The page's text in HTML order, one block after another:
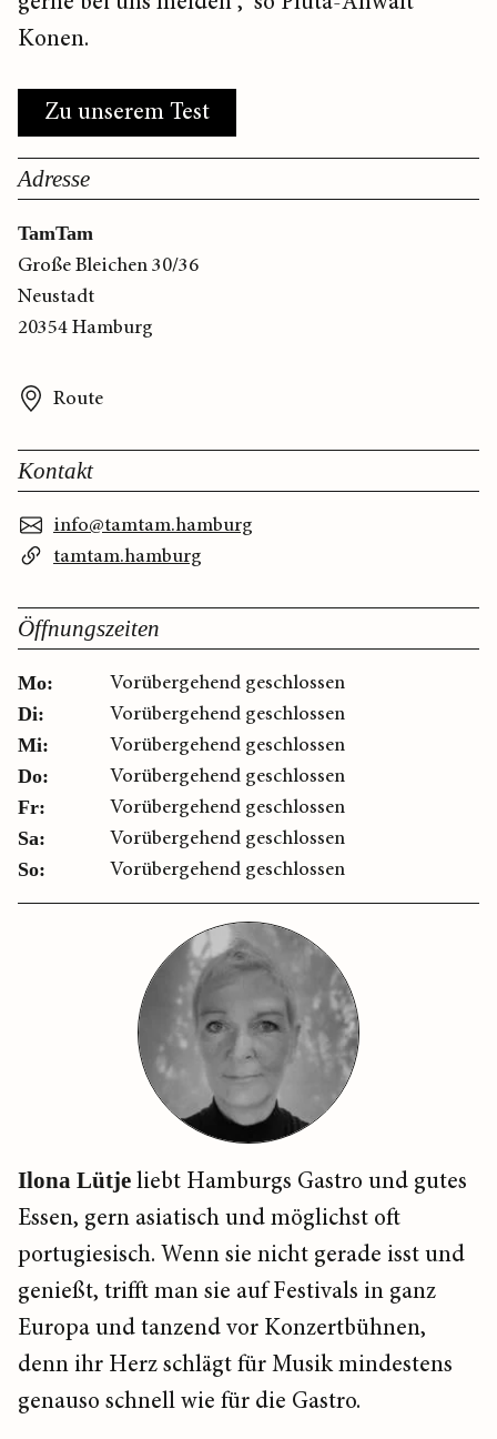
Konen.
Zu unserem Test
Adresse
TamTam
Große Bleichen 30/36
Neustadt
20354 Hamburg
Route
Kontakt
info@tamtam.hamburg
tamtam.hamburg
Öffnungszeiten
Mo: Vorübergehend geschlossen
Di: Vorübergehend geschlossen
Mi: Vorübergehend geschlossen
Do: Vorübergehend geschlossen
Fr: Vorübergehend geschlossen
Sa: Vorübergehend geschlossen
So: Vorübergehend geschlossen
Ilona Lütje liebt Hamburgs Gastro und gutes
Essen, gern asiatisch und möglichst oft
portugiesisch. Wenn sie nicht gerade isst und
genießt, trifft man sie auf Festivals in ganz
Europa und tanzend vor Konzertbühnen,
denn ihr Herz schlägt für Musik mindestens
genauso schnell wie für die Gastro.